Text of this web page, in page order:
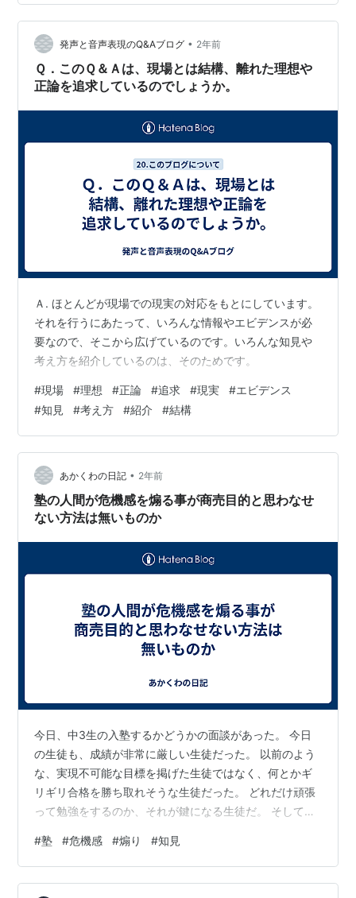
常が当たり前じゃないと気づくこと。 もう二度と来ない
日々かもしれないと気づくこと。 幸せとは気づくこと。
帰り道に好きな音楽を聴く。 晩ご飯のおかずをスーパー
へ買いに行く。 明日は何をしようか考える。 当たり前に
音楽を聴…
発声と音声表現のQ&Aブログ • 2年前
Ｑ．このＱ＆Ａは、現場とは結構、離れた理想や
正論を追求しているのでしょうか。
Ａ. ほとんどが現場での現実の対応をもとにしています。
それを行うにあたって、いろんな情報やエビデンスが必
要なので、そこから広げているのです。いろんな知見や
考え方を紹介しているのは、そのためです。
#現場 #理想 #正論 #追求 #現実 #エビデンス
#知見 #考え方 #紹介 #結構
あかくわの日記 • 2年前
塾の人間が危機感を煽る事が商売目的と思わなせ
ない方法は無いものか
今日、中3生の入塾するかどうかの面談があった。 今日
の生徒も、成績が非常に厳しい生徒だった。 以前のよう
な、実現不可能な目標を掲げた生徒ではなく、何とかギ
リギリ合格を勝ち取れそうな生徒だった。 どれだけ頑張
って勉強をするのか、それが鍵になる生徒だ。 そして、
徒だった。 だけど、結論を出すのを2週間後にしてくれ
ないかと言われた。 学校の3者面談で、どのような事を
言われるのか待ちたいからだそうだ。 ここで僕は悩ん
#塾 #危機感 #煽り #知見